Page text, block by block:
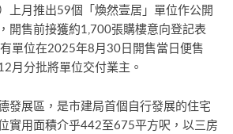
上月推出59個「煥然壹居」單位作公開
開售前接獲約1,700張購樓意向登記表
單位在2025年8月30日開售當日便售
月分批將單位交付業主。
發展區，是市建局首個自行發展的住宅
實用面積介乎442至675平方呎，以三房